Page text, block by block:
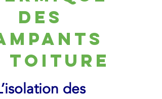
DES
toiture
des